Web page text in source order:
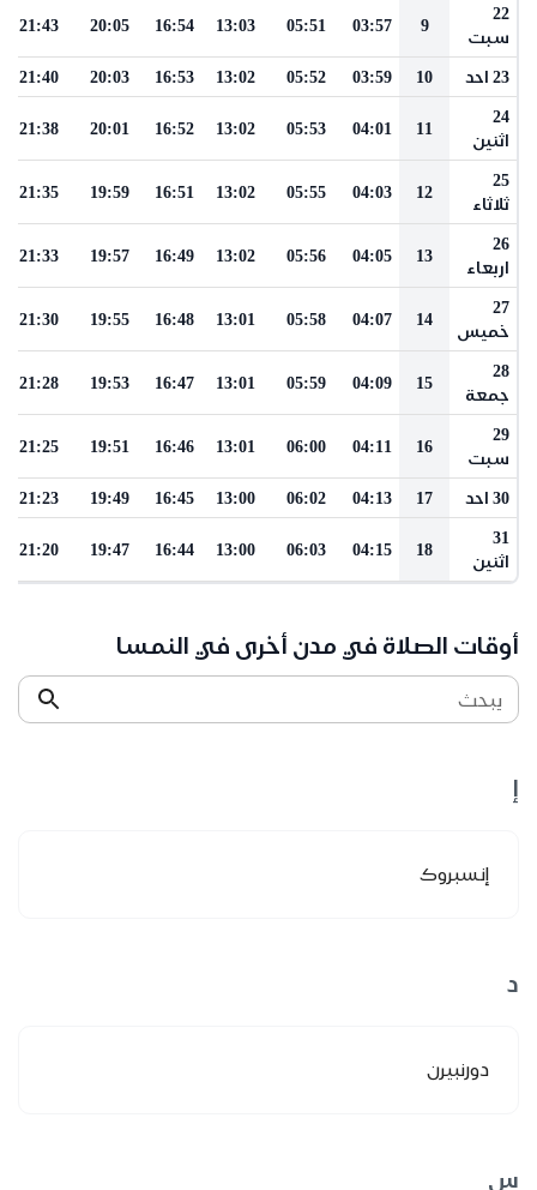
22
سبت
9
03:57
05:51
13:03
16:54
20:05
21:43
23 احد 10
03:59
05:52
13:02
16:53
20:03
21:40
24
اثنين
11
04:01
05:53
13:02
16:52
20:01
21:38
25
ثلاثاء
12
04:03
05:55
13:02
16:51
19:59
21:35
26
اربعاء
13
04:05
05:56
13:02
16:49
19:57
21:33
27
خميس
14
04:07
05:58
13:01
16:48
19:55
21:30
28
جمعة
15
04:09
05:59
13:01
16:47
19:53
21:28
29
سبت
16
04:11
06:00
13:01
16:46
19:51
21:25
30 احد 17
04:13
06:02
13:00
16:45
19:49
21:23
31
اثنين
18
04:15
06:03
13:00
16:44
19:47
21:20
أوقات الصلاة في مدن أخرى في النمسا
يبحث
إ
إنسبروك
د
دورنبيرن
س